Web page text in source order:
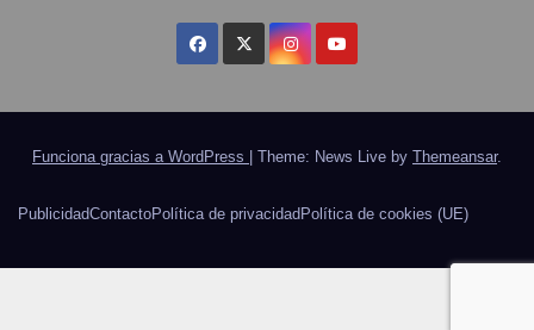
Funciona gracias a WordPress Theme: News Live by Themeansar.
PublicidadContactoPolítica de privacidad Política de cookies (UE)